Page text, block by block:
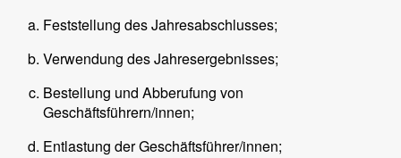
Feststellung des Jahresabschlusses;
Verwendung des Jahresergebnisses;
Bestellung und Abberufung von
Geschäftsführern/innen;
Entlastung der Geschäftsführer/innen;